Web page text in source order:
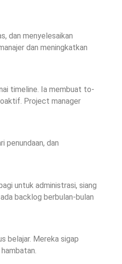
dan menyelesaikan
dan meningkatkan
timeline. Ia membuat to-
Project manager
penundaan, dan
untuk administrasi, siang
backlog berbulan-bulan
belajar. Mereka sigap